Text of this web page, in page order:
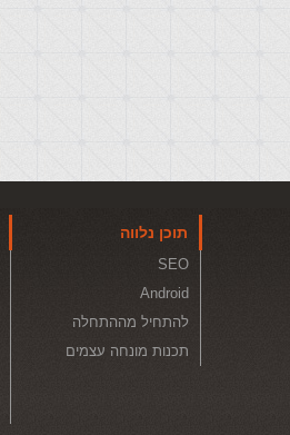
תוכן נלווה
SEO
Android
להתחיל מההתחלה
תכנות מונחה עצמים